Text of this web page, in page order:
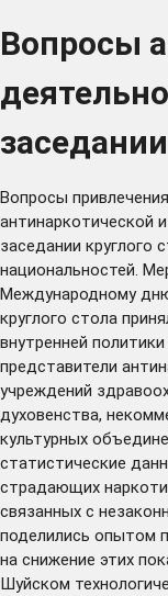
Вопросы
Вопросы
антинаркотической
заседании круглого
национальностей.
Международному
круглого стола
внутренней
представители
учреждений
духовенства,
культурных
статистические
страдающих
связанных с
поделились опытом
на снижение этих
Шуйском